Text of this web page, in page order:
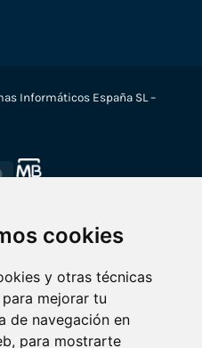
cookies
y otras técnicas
mejorar tu
de navegación en
para mostrarte
Informáticos España SL –
MasterCard